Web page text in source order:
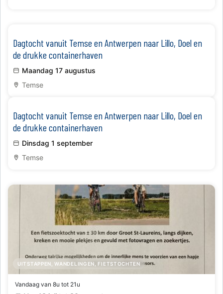
​Dagtocht vanuit Temse en Antwerpen naar Lillo, Doel en
de drukke containerhaven
Maandag 17 augustus
Temse
​Dagtocht vanuit Temse en Antwerpen naar Lillo, Doel en
de drukke containerhaven
Dinsdag 1 september
Temse
UITSTAPPEN, WANDELINGEN, FIETSTOCHTEN
47e familiale Fietszoektocht Feestcomité
Vandaag van 8u tot 21u